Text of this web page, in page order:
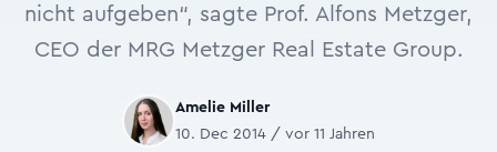
nicht aufgeben“, sagte Prof. Alfons Metzger,
CEO der MRG Metzger Real Estate Group.
Amelie Miller
10. Dec 2014 / vor 11 Jahren